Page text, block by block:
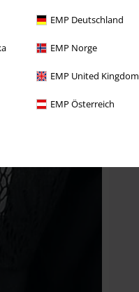
EMP Deutschland
EMP Norge
EMP United Kingdom
EMP Österreich